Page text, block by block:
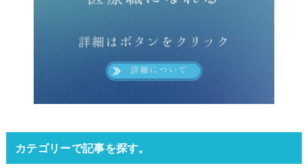
カテゴリーで記事を探す。